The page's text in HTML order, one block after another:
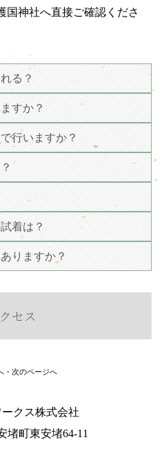
国神社へ直接ご確認くださ
る？
すか？
行いますか？
着は？
りますか？
セス
・ 次のページへ
クス株式会社
堵町東安堵64-11